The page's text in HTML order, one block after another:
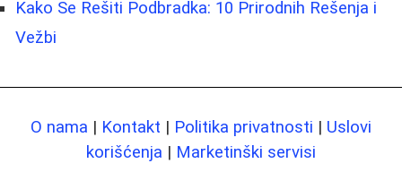
Kako Se Rešiti Podbradka: 10 Prirodnih Rešenja i
Vežbi
O nama | Kontakt | Politika privatnosti | Uslovi
korišćenja | Marketinški servisi